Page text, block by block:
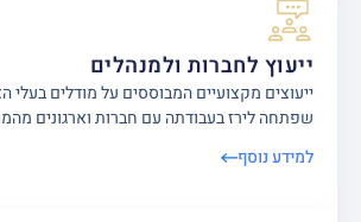
ייעוץ לחברות ולמנהלים
ייעוצים מקצועיים המבוססים על מודלים בעלי
שפתחה לירז בעבודתה עם חברות וארגונים
למידע נוסף